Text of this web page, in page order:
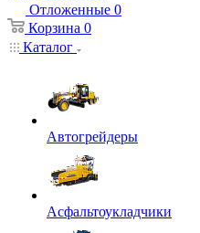
Отложенные 0
Корзина 0
Каталог
Автогрейдеры
Асфальтоукладчики